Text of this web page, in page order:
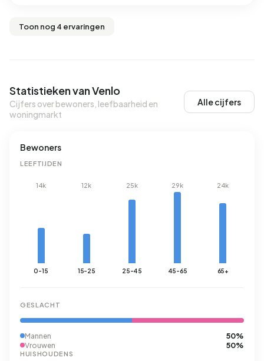
Toon nog 4 ervaringen
Statistieken van Venlo
Cijfers over bewoners, leefbaarheid en
woningmarkt
Alle cijfers
Bewoners
LEEFTIJDEN
14k
0-15
12k
15-25
25k
25-45
29k
45-65
24k
65+
GESLACHT
Mannen 50%
Vrouwen 50%
HUISHOUDENS